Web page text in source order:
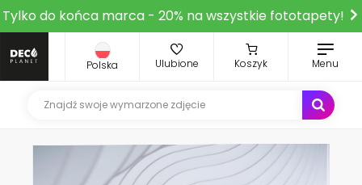
Tylko do końca marca - 20% na wszystkie fototapety!
Polska Ulubione Koszyk Menu